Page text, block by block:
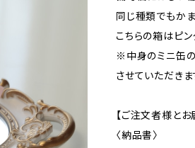
同じ種類でもかま
こちらの箱はピン
※中身のミニ缶
させていただきま
【ご注文者様と
〈納品書〉